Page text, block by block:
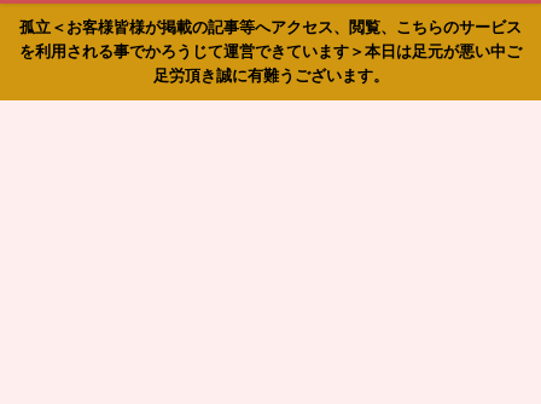
孤立＜お客様皆様が掲載の記事等へアクセス、閲覧、こちらのサービス
を利用される事でかろうじて運営できています＞本日は足元が悪い中ご
足労頂き誠に有難うございます。